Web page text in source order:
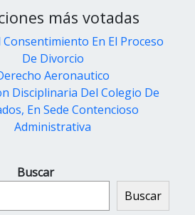
más votadas
Consentimiento En El Proceso
De Divorcio
Aeronautico
Disciplinaria Del Colegio De
En Sede Contencioso
Administrativa
Buscar
Buscar